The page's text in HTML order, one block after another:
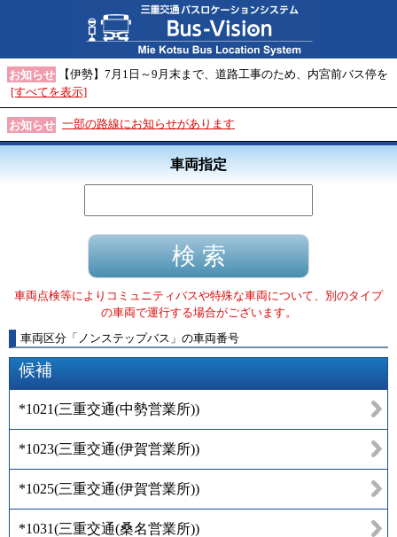
お知らせ
【伊勢】7月1日～9月末まで、道路工事のため、内宮前バス停を
[すべてを表示]
お知らせ 一部の路線にお知らせがあります
車両指定
車両点検等によりコミュニティバスや特殊な車両について、別のタイプ
の車両で運行する場合がございます。
車両区分 「 ノンステップバス 」 の車両番号
候補
*1021(三重交通(中勢営業所))
*1023(三重交通(伊賀営業所))
*1025(三重交通(伊賀営業所))
*1031(三重交通(桑名営業所))